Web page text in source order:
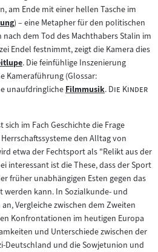
am Ende mit einer hellen Tasche im
) – eine Metapher für den politischen
dem Tod des Machthabers Stalin im
Endel festnimmt, zeigt die Kamera dies
. Die feinfühlige Inszenierung
Kameraführung (Glossar:
unaufdringlicheZum
Filmmusik. "Die Kinder
im Fach Geschichte die Frage
den Alltag von
etwa der Fechtsport als "Relikt aus der
interessant ist die These, dass der Sport
früher unabhängigen Esten gegen das
werden kann. In Sozialkunde- und
Vergleiche zwischen dem Zweiten
Konfrontationen im heutigen Europa
und Unterschiede zwischen der
Deutschland und die Sowjetunion und